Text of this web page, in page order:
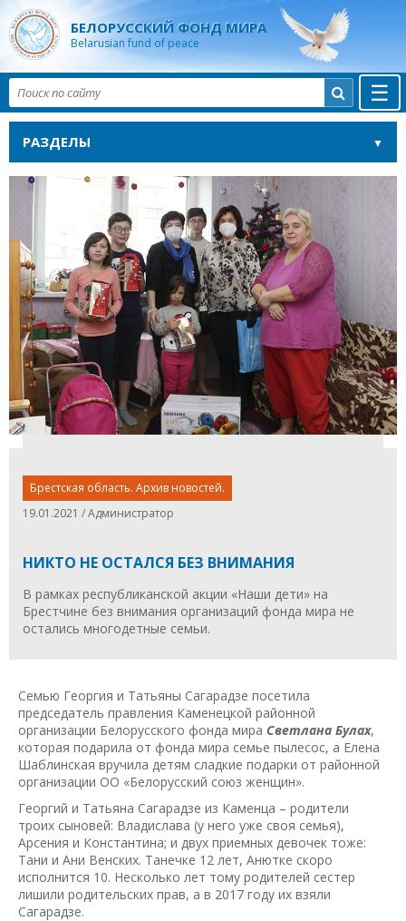
БЕЛОРУССКИЙ ФОНД МИРА
Belarusian fund of peace
☰

РАЗДЕЛЫ
Брестская область. Архив новостей.
19.01.2021 / Администратор
НИКТО НЕ ОСТАЛСЯ БЕЗ ВНИМАНИЯ
В рамках республиканской акции «Наши дети» на
Брестчине без внимания организаций фонда мира не
остались многодетные семьи.
Семью Георгия и Татьяны Сагарадзе посетила
председатель правления Каменецкой районной
организации Белорусского фонда мира Светлана Булах,
которая подарила от фонда мира семье пылесос, а Елена
Шаблинская вручила детям сладкие подарки от районной
организации ОО «Белорусский союз женщин».
Георгий и Татьяна Сагарадзе из Каменца – родители
троих сыновей: Владислава (у него уже своя семья),
Арсения и Константина; и двух приемных девочек тоже:
Тани и Ани Венских. Танечке 12 лет, Анютке скоро
исполнится 10. Несколько лет тому родителей сестер
лишили родительских прав, а в 2017 году их взяли
Сагарадзе.